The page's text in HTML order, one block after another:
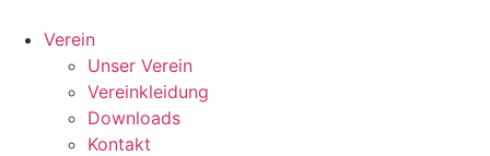
Inhalt
wechseln
Verein
Unser Verein
Vereinkleidung
Downloads
Kontakt